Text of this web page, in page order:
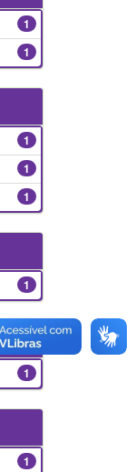
1
1
1
1
1
1
1
1